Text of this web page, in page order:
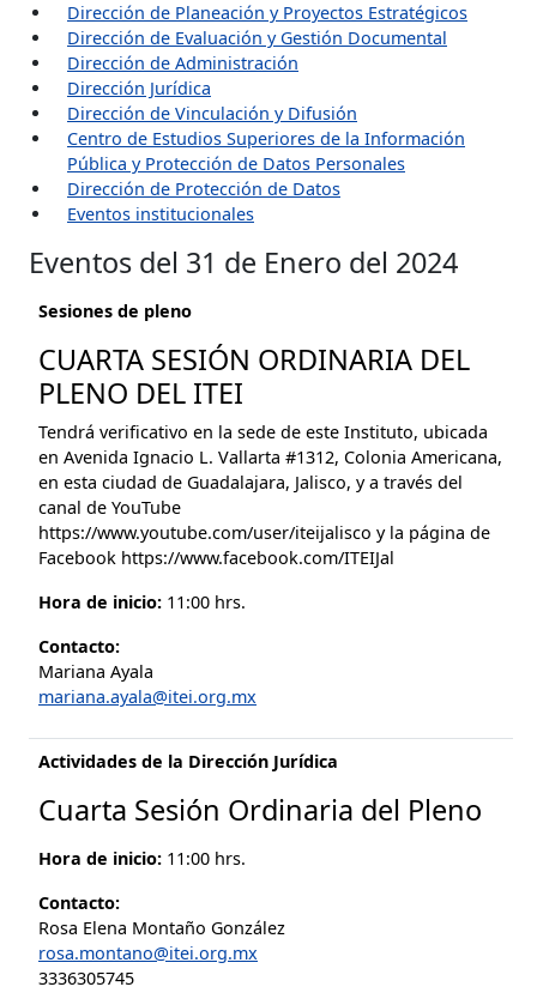
Dirección de Planeación y Proyectos Estratégicos
Dirección de Evaluación y Gestión Documental
Dirección de Administración
Dirección Jurídica
Dirección de Vinculación y Difusión
Centro de Estudios Superiores de la Información
Pública y Protección de Datos Personales
Dirección de Protección de Datos
Eventos institucionales
Eventos del 31 de Enero del 2024
Sesiones de pleno
CUARTA SESIÓN ORDINARIA DEL
PLENO DEL ITEI
Tendrá verificativo en la sede de este Instituto, ubicada
en Avenida Ignacio L. Vallarta #1312, Colonia Americana,
en esta ciudad de Guadalajara, Jalisco, y a través del
canal de YouTube
https://www.youtube.com/user/iteijalisco y la página de
Facebook https://www.facebook.com/ITEIJal
Hora de inicio: 11:00 hrs.
Contacto:
Mariana Ayala
mariana.ayala@itei.org.mx
Actividades de la Dirección Jurídica
Cuarta Sesión Ordinaria del Pleno
Hora de inicio: 11:00 hrs.
Contacto:
Rosa Elena Montaño González
rosa.montano@itei.org.mx
3336305745